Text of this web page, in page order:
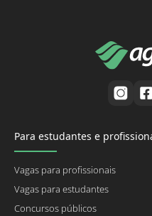
Para estudantes e
Vagas para profissionais
Vagas para estudantes
Concursos públicos